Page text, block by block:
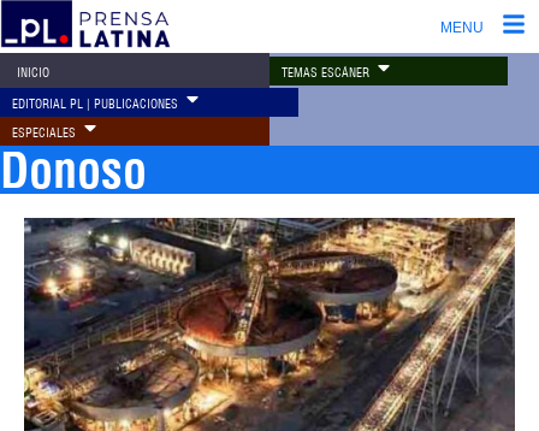
MENU
INICIO TEMAS ESCÁNER
EDITORIAL PL | PUBLICACIONES
ESPECIALES
Donoso